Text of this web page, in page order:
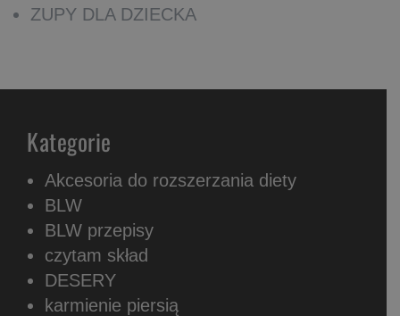
ZUPY DLA DZIECKA
Kategorie
Akcesoria do rozszerzania diety
BLW
BLW przepisy
czytam skład
DESERY
karmienie piersią